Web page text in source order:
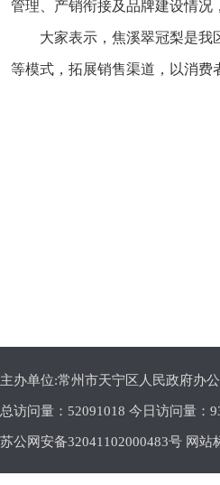
管理、产销衔接及品牌建设情况
大家表示，焦溪翠冠梨是
等模式，拓展销售渠道，以消费
主办单位:常州市天宁区人民政府办
总访问量： 52091018 今日访问量：
苏公网安备32041102000483号 网站